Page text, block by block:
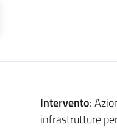
Intervento:
infrastrutture